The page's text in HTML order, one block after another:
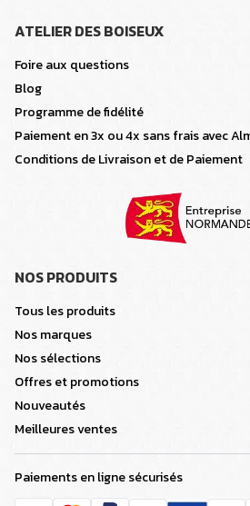
ATELIER DES BOISEUX
Foire aux questions
Blog
Programme de fidélité
Paiement en 3x ou 4x sans frais avec
Conditions de Livraison et de Paiement
NOS PRODUITS
Tous les produits
Nos marques
Nos sélections
Offres et promotions
Nouveautés
Meilleures ventes
Paiements en ligne sécurisés